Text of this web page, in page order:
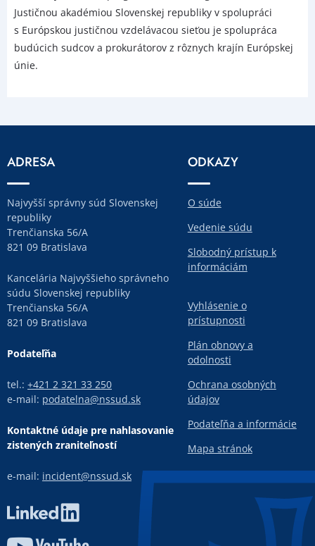
Justičnou akadémiou Slovenskej republiky v spolupráci
s Európskou justičnou vzdelávacou sieťou je spolupráca
budúcich sudcov a prokurátorov z rôznych krajín Európskej
únie.
ADRESA
Najvyšší správny súd Slovenskej
republiky
Trenčianska 56/A
821 09 Bratislava
Kancelária Najvyššieho správneho
súdu Slovenskej republiky
Trenčianska 56/A
821 09 Bratislava
Podateľňa
tel.: +421 2 321 33 250
e-mail: podatelna@nssud.sk
Kontaktné údaje pre nahlasovanie
zistených zraniteľností
e-mail: incident@nssud.sk
ODKAZY
O súde
Vedenie súdu
Slobodný prístup k
informáciám
Vyhlásenie o
prístupnosti
Plán obnovy a
odolnosti
Ochrana osobných
údajov
Podateľňa a informácie
Mapa stránok